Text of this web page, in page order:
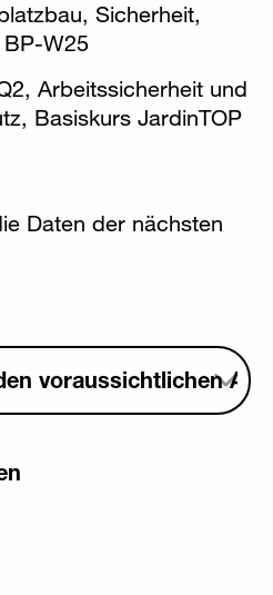
Sicherheit,
W25
Arbeitssicherheit und
Basiskurs JardinTOP
Daten der nächsten